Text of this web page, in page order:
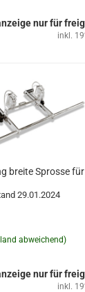
nur für
inkl.
breite Sprosse
29.01.2024
abweichend)
nur für
inkl.